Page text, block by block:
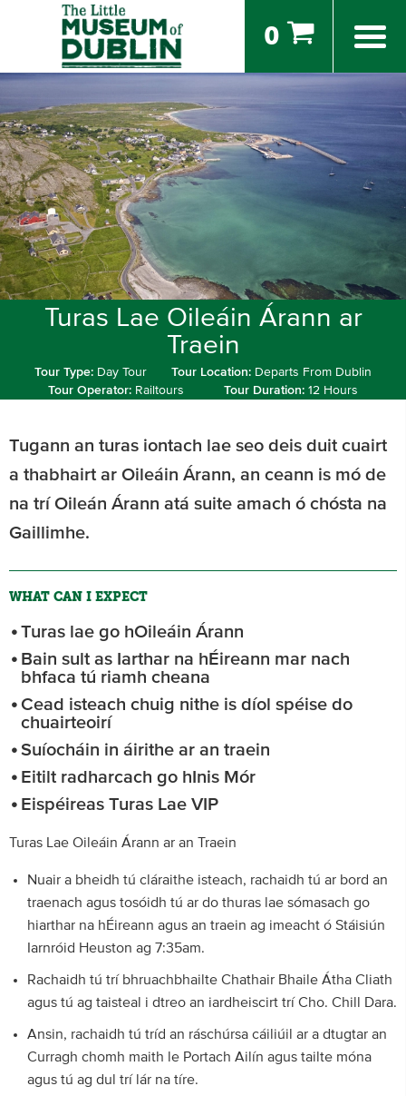
0
Turas Lae Oileáin Árann ar
Traein
Tour Type: Day Tour Tour Location: Departs From Dublin
Tour Operator: Railtours Tour Duration: 12 Hours
Tugann an turas iontach lae seo deis duit cuairt
a thabhairt ar Oileáin Árann, an ceann is mó de
na trí Oileán Árann atá suite amach ó chósta na
Gaillimhe.
WHAT CAN I EXPECT
Turas lae go hOileáin Árann
Bain sult as Iarthar na hÉireann mar nach
bhfaca tú riamh cheana
Cead isteach chuig nithe is díol spéise do
chuairteoirí
Suíocháin in áirithe ar an traein
Eitilt radharcach go hInis Mór
Eispéireas Turas Lae VIP
Turas Lae Oileáin Árann ar an Traein
Nuair a bheidh tú cláraithe isteach, rachaidh tú ar bord an
traenach agus tosóidh tú ar do thuras lae sómasach go
hiarthar na hÉireann agus an traein ag imeacht ó Stáisiún
Iarnróid Heuston ag 7:35am.
Rachaidh tú trí bhruachbhailte Chathair Bhaile Átha Cliath
agus tú ag taisteal i dtreo an iardheiscirt trí Cho. Chill Dara.
Ansin, rachaidh tú tríd an ráschúrsa cáiliúil ar a dtugtar an
Curragh chomh maith le Portach Ailín agus tailte móna
agus tú ag dul trí lár na tíre.